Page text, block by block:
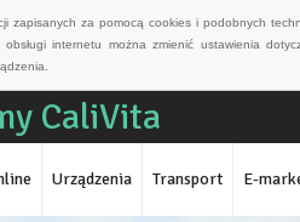
zapisanych za pomocą cookies i podobnych
internetu można zmienić ustawienia
CaliVita
Urządzenia Transport E-